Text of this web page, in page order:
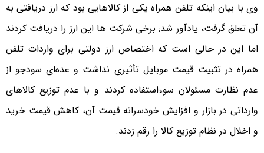
وی با بیان اینکه تلفن همراه یکی از کالاهایی بود که ارز دریافتی به
آن تعلق گرفت، یادآور شد: برخی شرکت ها این ارز را دریافت کردند
اما این در حالی است که اختصاص ارز دولتی برای واردات تلفن
همراه در تثبیت قیمت موبایل تأثیری نداشت و عده‌ای سودجو از
عدم نظارت مسئولان سوءاستفاده کردند و با عدم توزیع کالاهای
وارداتی در بازار و افزایش خودسرانه قیمت آن، کاهش قیمت خرید
و اخلال در نظام توزیع کالا را رقم زدند.